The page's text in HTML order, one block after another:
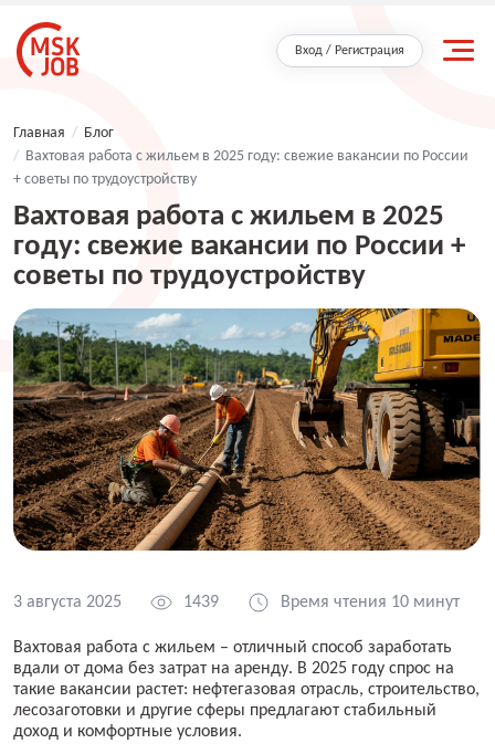
Вход / Регистрация
Главная / Блог
/ Вахтовая работа с жильем в 2025 году: свежие вакансии по России
+ советы по трудоустройству
Вахтовая работа с жильем в 2025
году: свежие вакансии по России +
советы по трудоустройству
3 августа 2025 1439 Время чтения 10 минут
Вахтовая работа с жильем – отличный способ заработать
вдали от дома без затрат на аренду. В 2025 году спрос на
такие вакансии растет: нефтегазовая отрасль, строительство,
лесозаготовки и другие сферы предлагают стабильный
доход и комфортные условия.